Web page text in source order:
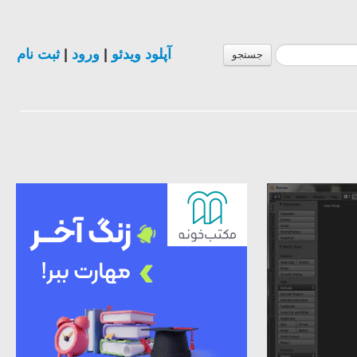
جستجو آپلود ویدئو ورود |ثبت نام